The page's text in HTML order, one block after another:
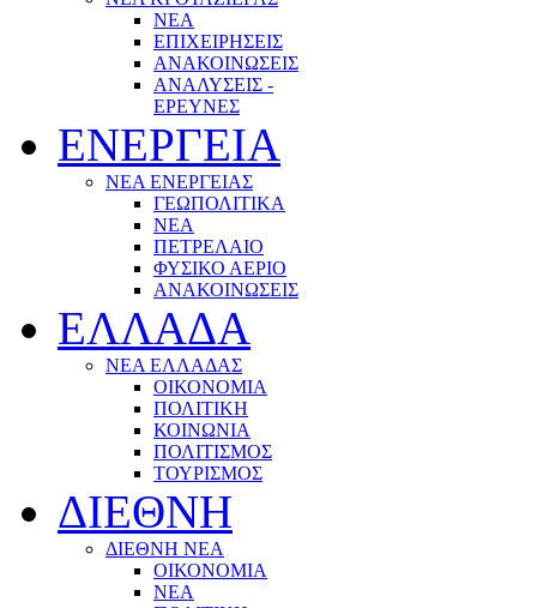
NEA
ΕΠΙΧΕΙΡΗΣΕΙΣ
ΑΝΑΚΟΙΝΩΣΕΙΣ
ΑΝΑΛΥΣΕΙΣ -
ΕΡΕΥΝΕΣ
ΕΝΕΡΓΕΙΑ
ΝΕΑ ΕΝΕΡΓΕΙΑΣ
ΓΕΩΠΟΛΙΤΙΚΑ
ΝΕΑ
ΠΕΤΡΕΛΑΙΟ
ΦΥΣΙΚΟ ΑΕΡΙΟ
ΑΝΑΚΟΙΝΩΣΕΙΣ
ΕΛΛΑΔΑ
ΝΕΑ ΕΛΛΑΔΑΣ
ΟΙΚΟΝΟΜΙΑ
ΠΟΛΙΤΙΚΗ
ΚΟΙΝΩΝΙΑ
ΠΟΛΙΤΙΣΜΟΣ
ΤΟΥΡΙΣΜΟΣ
ΔΙΕΘΝΗ
ΔΙΕΘΝΗ ΝΕΑ
ΟΙΚΟΝΟΜΙΑ
ΝΕΑ